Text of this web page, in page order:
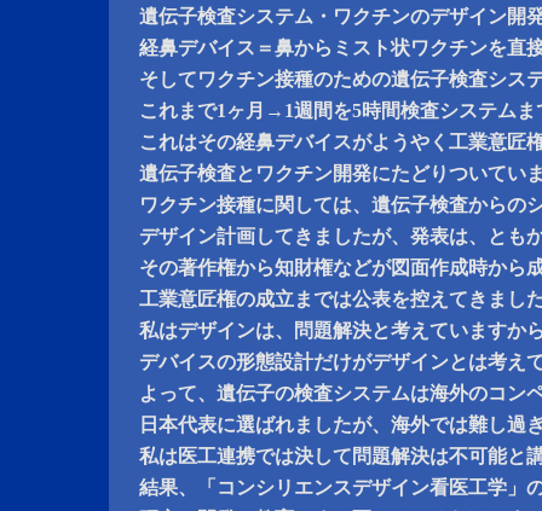
遺伝子検査システム・ワクチンのデザイン開
経鼻デバイス＝鼻からミスト状ワクチンを直
そしてワクチン接種のための遺伝子検査シス
これまで1ヶ月→1週間を5時間検査システム
これはその経鼻デバイスがようやく工業意匠
遺伝子検査とワクチン開発にたどりついてい
ワクチン接種に関しては、遺伝子検査からの
デザイン計画してきましたが、発表は、とも
その著作権から知財権などが図面作成時から
工業意匠権の成立までは公表を控えてきまし
私はデザインは、問題解決と考えていますか
デバイスの形態設計だけがデザインとは考え
よって、遺伝子の検査システムは海外のコン
日本代表に選ばれましたが、海外では難し過
私は医工連携では決して問題解決は不可能と
結果、「コンシリエンスデザイン看医工学」